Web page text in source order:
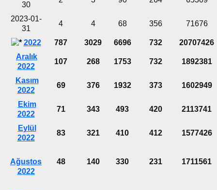
30
2023-01-
31
4 4 68 356 71676
2022 787 3029 6696 732
20707426
Aralık
2022
107 268 1753 732 1892381
Kasım
2022
69 376 1932 373 1602949
Ekim
2022
71 343 493 420 2113741
Eylül
2022
83 321 410 412 1577426
Ağustos
2022
48 140 330 231 1711561